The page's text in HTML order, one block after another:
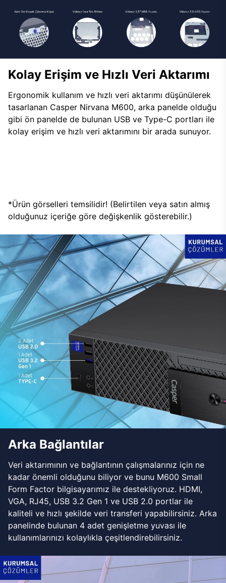
Kolay Erişim ve Hızlı Veri Aktarımı
Ergonomik kullanım ve hızlı veri aktarımı düşünülerek
tasarlanan Casper Nirvana M600, arka panelde olduğu
gibi ön panelde de bulunan USB ve Type-C portları ile
kolay erişim ve hızlı veri aktarımını bir arada sunuyor.
*Ürün görselleri temsilidir! (Belirtilen veya satın almış
olduğunuz içeriğe göre değişkenlik gösterebilir.)
Arka Bağlantılar
Veri aktarımının ve bağlantının çalışmalarınız için ne
kadar önemli olduğunu biliyor ve bunu M600 Small
Form Factor bilgisayarımız ile destekliyoruz. HDMI,
VGA, RJ45, USB 3.2 Gen 1 ve USB 2.0 portlar ile
kaliteli ve hızlı şekilde veri transferi yapabilirsiniz. Arka
panelinde bulunan 4 adet genişletme yuvası ile
kullanımlarınızı kolaylıkla çeşitlendirebilirsiniz.